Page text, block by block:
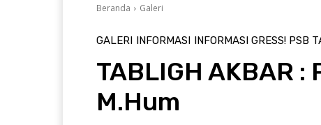
Beranda Galeri
GALERI INFORMASI INFORMASI GRESS!
TABLIGH AKBAR :
M.Hum